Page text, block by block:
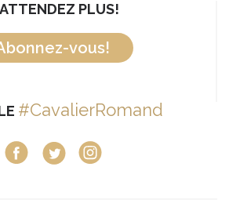
PLUS!
vous!
#CavalierRomand